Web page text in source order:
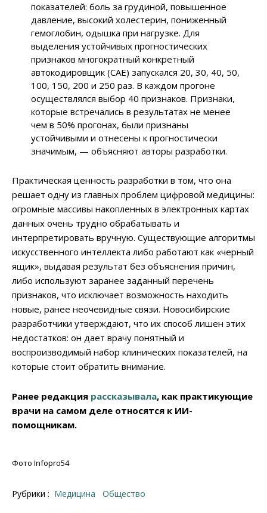
показателей: боль за грудиной, повышенное
давление, высокий холестерин, пониженный
гемоглобин, одышка при нагрузке. Для
выделения устойчивых прогностических
признаков многократный конкретный
автокодировщик (CAE) запускался 20, 30, 40, 50,
100, 150, 200 и 250 раз. В каждом прогоне
осуществлялся выбор 40 признаков. Признаки,
которые встречались в результатах не менее
чем в 50% прогонах, были признаны
устойчивыми и отнесены к прогностически
значимым, — объясняют авторы разработки.
Практическая ценность разработки в том, что она
решает одну из главных проблем цифровой медицины:
огромные массивы накопленных в электронных картах
данных очень трудно обрабатывать и
интерпретировать вручную. Существующие алгоритмы
искусственного интеллекта либо работают как «черный
ящик», выдавая результат без объяснения причин,
либо используют заранее заданный перечень
признаков, что исключает возможность находить
новые, ранее неочевидные связи. Новосибирские
разработчики утверждают, что их способ лишен этих
недостатков: он дает врачу понятный и
воспроизводимый набор клинических показателей, на
которые стоит обратить внимание.
Ранее редакция рассказывала, как практикующие
врачи на самом деле относятся к ИИ-
помощникам.
Фото Infopro54
Рубрики : Медицина Общество